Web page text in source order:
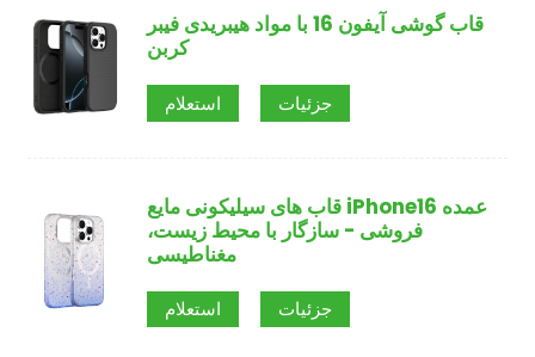
قاب گوشی آیفون 16 با مواد هیبریدی فیبر
کربن
استعلام جزئیات
قاب های سیلیکونی مایع iPhone16 عمده
فروشی - سازگار با محیط زیست،
مغناطیسی
استعلام جزئیات